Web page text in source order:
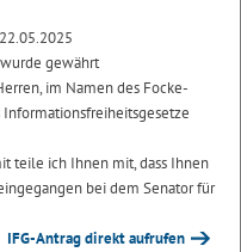
22.05.2025
gewährt
im Namen des Focke-
Informationsfreiheitsgesetze
teile ich Ihnen mit, dass Ihnen
bei dem Senator für
IFG-Antrag direkt aufrufen